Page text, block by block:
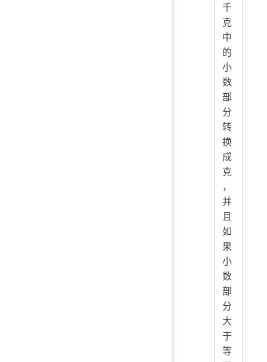
千
克
中
的
小
数
部
分
转
换
成
克
，
并
且
如
果
小
数
部
分
大
于
等